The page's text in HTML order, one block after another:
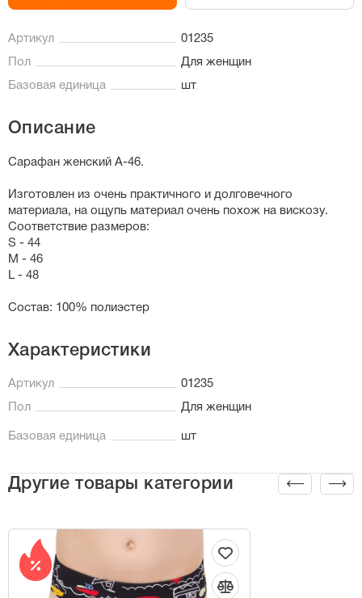
Артикул 01235
Пол Для женщин
Базовая единица шт
Описание
Сарафан женский А-46.
Изготовлен из очень практичного и долговечного
материала, на ощупь материал очень похож на вискозу.
Соответствие размеров:
S - 44
M - 46
L - 48
Состав: 100% полиэстер
Характеристики
Артикул 01235
Пол Для женщин
Базовая единица шт
Другие товары категории